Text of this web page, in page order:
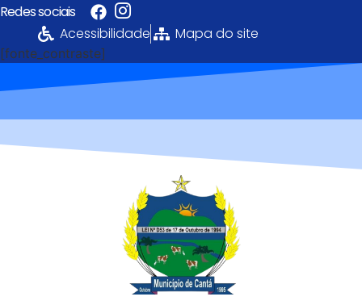
Redes sociais
Acessibilidade
Mapa do site
[fonte_contraste]